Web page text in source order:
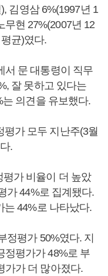
김영삼 6%(1997년 1
무현 27%(2007년 12
균)였다.
서 문 대통령이 직무
잘 못하고 있다는
의견을 유보했다.
가 모두 지난주(3월
.
가 비율이 더 높았
가 44%로 집계됐다.
는 44%로 나타났다.
정평가 50%였다. 지
정평가가 48%로 부
가가 더 많아졌다.